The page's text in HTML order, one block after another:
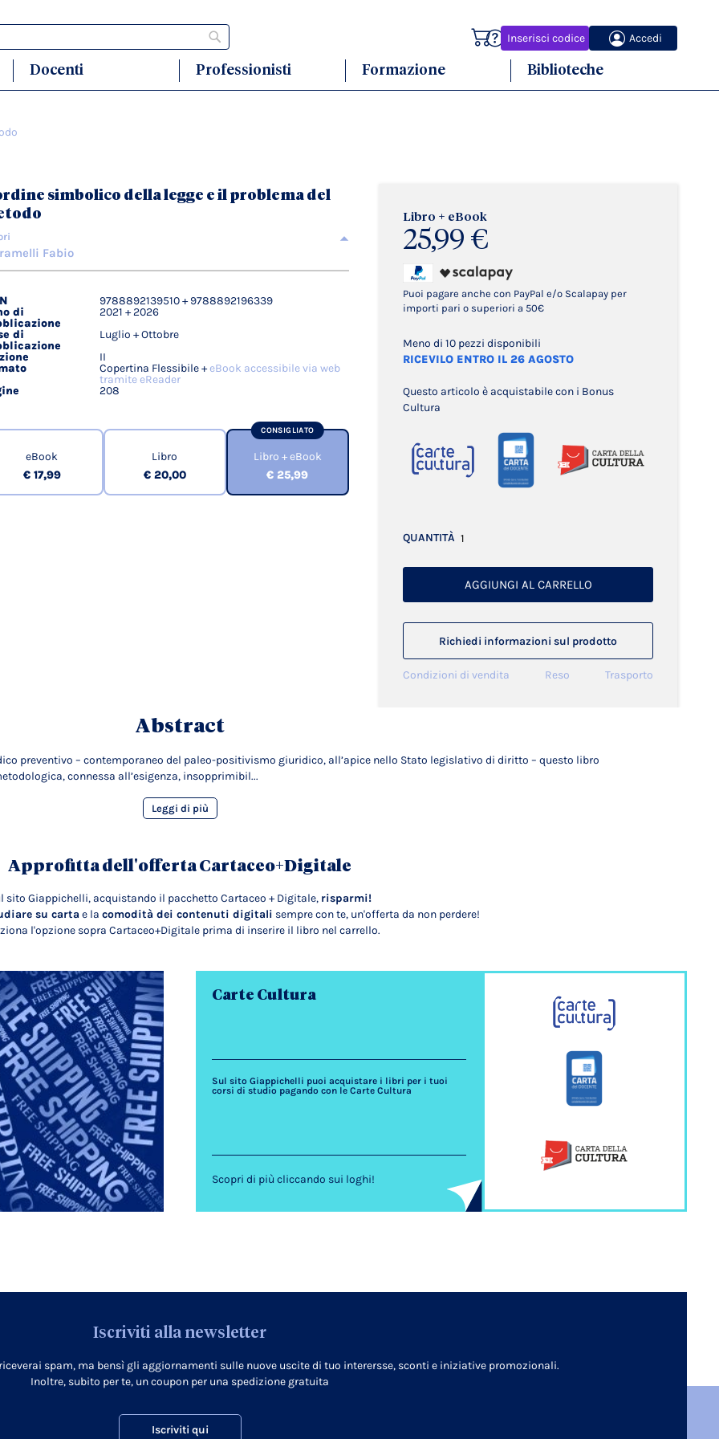
Inserisci codice Accedi
Carrello
Docenti Professionisti Formazione Biblioteche
Libro + eBook
25,99 €
Puoi pagare anche con PayPal e/o Scalapay per
importi pari o superiori a 50€
Meno di 10 pezzi disponibili
RICEVILO ENTRO IL 26 AGOSTO
Questo articolo è acquistabile con i Bonus
Cultura
QUANTITÀ
AGGIUNGI AL CARRELLO
Richiedi informazioni sul prodotto
Condizioni di vendita Reso Trasporto
simbolico della legge e il problema del
Fabio
9788892139510 + 9788892196339
di
2021 + 2026
di
Luglio + Ottobre
II
Copertina Flessibile +eBook accessibile via web
tramite eReader
208
eBook
€ 17,99
Libro
€ 20,00
CONSIGLIATO
Libro + eBook
€ 25,99
Abstract
preventivo – contemporaneo del paleo-positivismo giuridico, all’apice nello Stato legislativo di diritto – questo libro
connessa all’esigenza, insopprimibil...
Leggi di più
Approfitta dell'offerta Cartaceo+Digitale
sito Giappichelli, acquistando il pacchetto Cartaceo + Digitale, risparmi!
su carta e la comodità dei contenuti digitali sempre con te, un'offerta da non perdere!
l'opzione sopra Cartaceo+Digitale prima di inserire il libro nel carrello.
Carte Cultura
Sul sito Giappichelli puoi acquistare i libri per i tuoi
corsi di studio pagando con le Carte Cultura
Scopri di più cliccando sui loghi!
Iscriviti alla newsletter
spam, ma bensì gli aggiornamenti sulle nuove uscite di tuo interersse, sconti e iniziative promozionali.
Inoltre, subito per te, un coupon per una spedizione gratuita
Iscriviti qui